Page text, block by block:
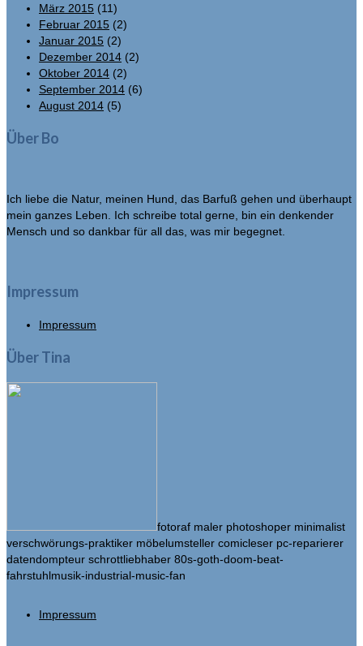
März 2015 (11)
Februar 2015 (2)
Januar 2015 (2)
Dezember 2014 (2)
Oktober 2014 (2)
September 2014 (6)
August 2014 (5)
Über Bo
Ich liebe die Natur, meinen Hund, das Barfuß gehen und überhaupt
mein ganzes Leben. Ich schreibe total gerne, bin ein denkender
Mensch und so dankbar für all das, was mir begegnet.
Impressum
Impressum
Über Tina
fotoraf maler photoshoper minimalist
verschwörungs-praktiker möbelumsteller comicleser pc-reparierer
datendompteur schrottliebhaber 80s-goth-doom-beat-
fahrstuhlmusik-industrial-music-fan
Impressum